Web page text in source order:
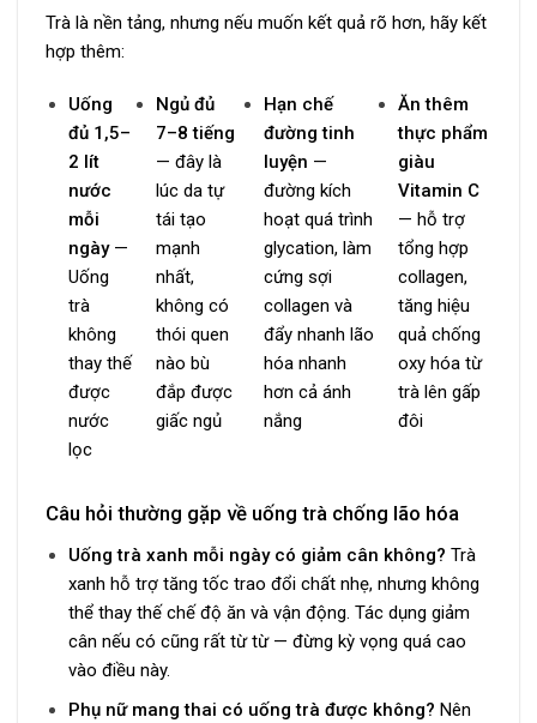
Trà là nền tảng, nhưng nếu muốn kết quả rõ hơn, hãy kết
hợp thêm:
Uống
đủ 1,5–
2 lít
nước
mỗi
ngày—
Uống
trà
không
thay thế
được
nước
lọc
Ngủ đủ
7–8 tiếng
— đây là
lúc da tự
tái tạo
mạnh
nhất,
không có
thói quen
nào bù
đắp được
giấc ngủ
Hạn chế
đường tinh
luyện —
đường kích
hoạt quá trình
glycation, làm
cứng sợi
collagen và
đẩy nhanh lão
hóa nhanh
hơn cả ánh
nắng
Ăn thêm
thực phẩm
giàu
Vitamin C
— hỗ trợ
tổng hợp
collagen,
tăng hiệu
quả chống
oxy hóa từ
trà lên gấp
đôi
Câu hỏi thường gặp về uống trà chống lão hóa
Uống trà xanh mỗi ngày có giảm cân không? Trà
xanh hỗ trợ tăng tốc trao đổi chất nhẹ, nhưng không
thể thay thế chế độ ăn và vận động. Tác dụng giảm
cân nếu có cũng rất từ từ — đừng kỳ vọng quá cao
vào điều này.
Phụ nữ mang thai có uống trà được không? Nên